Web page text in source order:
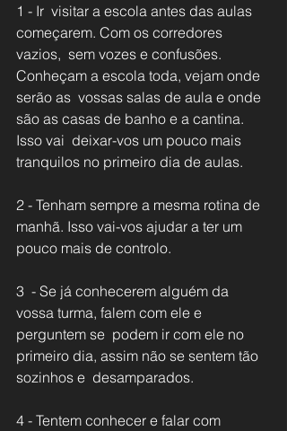
1 - Ir  visitar a escola antes das aulas
começarem. Com os corredores
vazios,  sem vozes e confusões.
Conheçam a escola toda, vejam onde
serão as  vossas salas de aula e onde
são as casas de banho e a cantina.
Isso vai  deixar-vos um pouco mais
tranquilos no primeiro dia de aulas.
2 - Tenham sempre a mesma rotina de
manhã. Isso vai-vos ajudar a ter um
pouco mais de controlo.
3  - Se já conhecerem alguém da
vossa turma, falem com ele e
perguntem se  podem ir com ele no
primeiro dia, assim não se sentem tão
sozinhos e  desamparados.
4 - Tentem conhecer e falar com